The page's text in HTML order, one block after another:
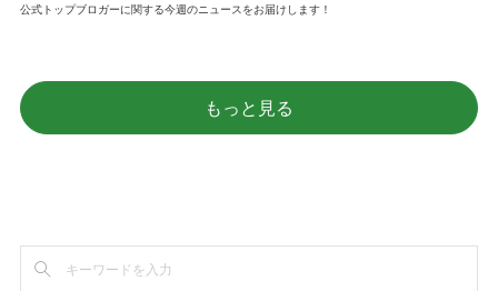
公式トップブロガーに関する今週のニュースをお届けします！
もっと見る